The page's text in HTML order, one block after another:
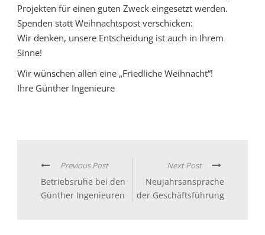
Projekten für einen guten Zweck eingesetzt werden.
Spenden statt Weihnachtspost verschicken:
Wir denken, unsere Entscheidung ist auch in Ihrem
Sinne!
Wir wünschen allen eine „Friedliche Weihnacht“!
Ihre Günther Ingenieure
Previous Post
Betriebsruhe bei den
Günther Ingenieuren
Next Post
Neujahrsansprache
der Geschäftsführung